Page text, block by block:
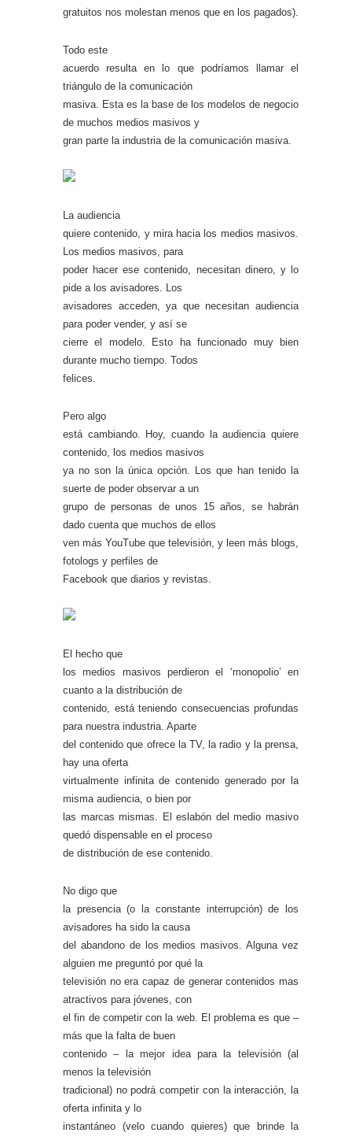
gratuitos nos molestan menos que en los pagados).
Todo este
acuerdo resulta en lo que podríamos llamar el
triángulo de la comunicación
masiva. Esta es la base de los modelos de negocio
de muchos medios masivos y
gran parte la industria de la comunicación masiva.
La audiencia
quiere contenido, y mira hacia los medios masivos.
Los medios masivos, para
poder hacer ese contenido, necesitan dinero, y lo
pide a los avisadores. Los
avisadores acceden, ya que necesitan audiencia
para poder vender, y así se
cierre el modelo. Esto ha funcionado muy bien
durante mucho tiempo. Todos
felices.
Pero algo
está cambiando. Hoy, cuando la audiencia quiere
contenido, los medios masivos
ya no son la única opción. Los que han tenido la
suerte de poder observar a un
grupo de personas de unos 15 años, se habrán
dado cuenta que muchos de ellos
ven más YouTube que televisión, y leen más blogs,
fotologs y perfiles de
Facebook que diarios y revistas.
El hecho que
los medios masivos perdieron el ‘monopolio’ en
cuanto a la distribución de
contenido, está teniendo consecuencias profundas
para nuestra industria. Aparte
del contenido que ofrece la TV, la radio y la prensa,
hay una oferta
virtualmente infinita de contenido generado por la
misma audiencia, o bien por
las marcas mismas. El eslabón del medio masivo
quedó dispensable en el proceso
de distribución de ese contenido.
No digo que
la presencia (o la constante interrupción) de los
avisadores ha sido la causa
del abandono de los medios masivos. Alguna vez
alguien me preguntó por qué la
televisión no era capaz de generar contenidos mas
atractivos para jóvenes, con
el fin de competir con la web. El problema es que –
más que la falta de buen
contenido – la mejor idea para la televisión (al
menos la televisión
tradicional) no podrá competir con la interacción, la
oferta infinita y lo
instantáneo (velo cuando quieres) que brinde la